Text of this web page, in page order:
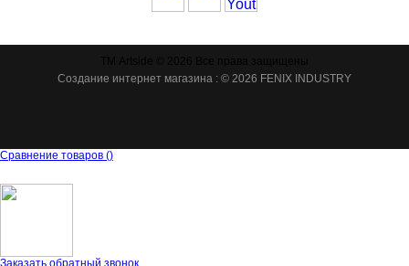
Создание интернет магазина : © 2026 FENIX INDUSTRY
Сравнение товаров ()
Заказать обратный звонок